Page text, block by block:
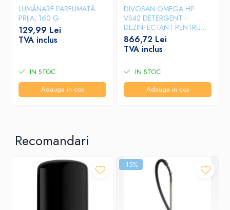
LUMÂNARE PARFUMATĂ
PRIJA, 160 G
129,99 Lei
TVA inclus
IN STOC
Adauga in cos
DIVOSAN OMEGA HP
VS42 DETERGENT -
DEZINFECTANT PENTRU
SUPRAFETE, 20L
866,72 Lei
TVA inclus
IN STOC
Adauga in cos
Recomandari
-15%